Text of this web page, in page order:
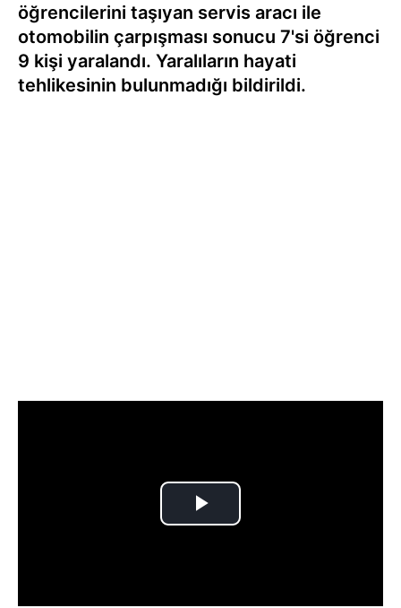
öğrencilerini taşıyan servis aracı ile
otomobilin çarpışması sonucu 7'si öğrenci
9 kişi yaralandı. Yaralıların hayati
tehlikesinin bulunmadığı bildirildi.